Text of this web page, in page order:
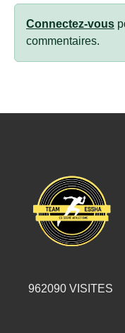
Connectez-vous
commentaires.
962090 VISITES